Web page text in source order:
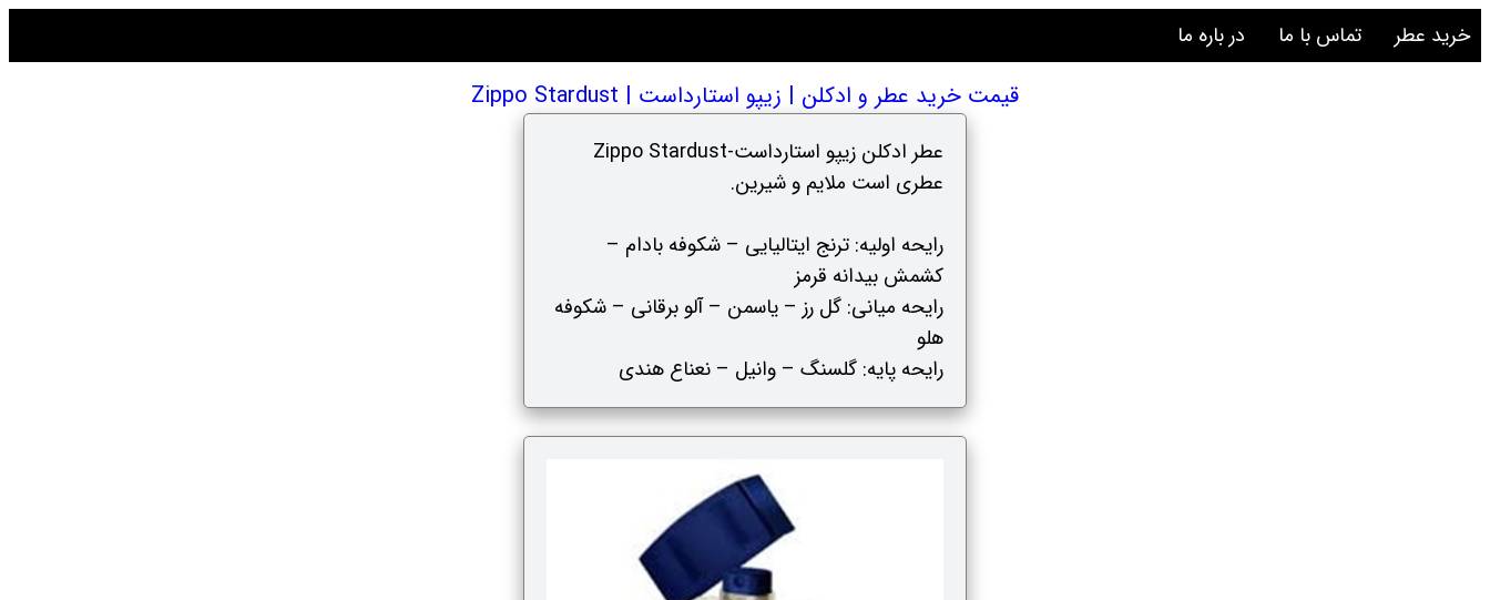
خرید عطر تماس با ما در باره ما
قیمت خرید عطر و ادکلن | زيپو استارداست | Zippo Stardust
عطر ادکلن زيپو استارداست-Zippo Stardust
عطری است ملایم و شیرین.
رایحه اولیه: ترنج ایتالیایی – شکوفه بادام –
کشمش بیدانه قرمز
رایحه میانی: گل رز – یاسمن – آلو برقانی – شکوفه
هلو
رایحه پایه: گلسنگ – وانیل – نعناع هندی